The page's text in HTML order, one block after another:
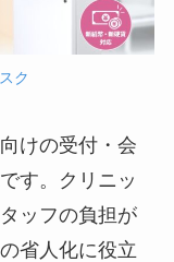
ク
けの受付・会
す。クリニッ
ッフの負担が
省人化に役立